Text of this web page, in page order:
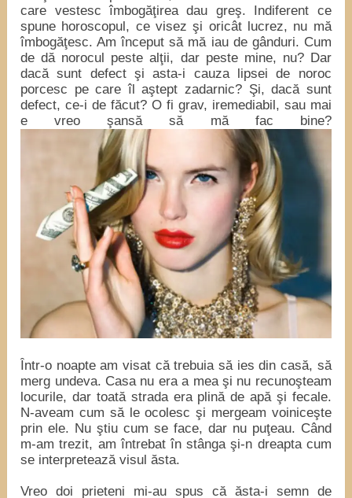
care vestesc îmbogăţirea dau greş. Indiferent ce
spune horoscopul, ce visez şi oricât lucrez, nu mă
îmbogăţesc. Am început să mă iau de gânduri. Cum
de dă norocul peste alţii, dar peste mine, nu? Dar
dacă sunt defect şi asta-i cauza lipsei de noroc
porcesc pe care îl aştept zadarnic? Şi, dacă sunt
defect, ce-i de făcut? O fi grav, iremediabil, sau mai
e vreo şansă să mă fac bine?
Într-o noapte am visat că trebuia să ies din casă, să
merg undeva. Casa nu era a mea şi nu recunoşteam
locurile, dar toată strada era plină de apă şi fecale.
N-aveam cum să le ocolesc şi mergeam voiniceşte
prin ele. Nu ştiu cum se face, dar nu puţeau. Când
m-am trezit, am întrebat în stânga şi-n dreapta cum
se interpretează visul ăsta.
Vreo doi prieteni mi-au spus că ăsta-i semn de